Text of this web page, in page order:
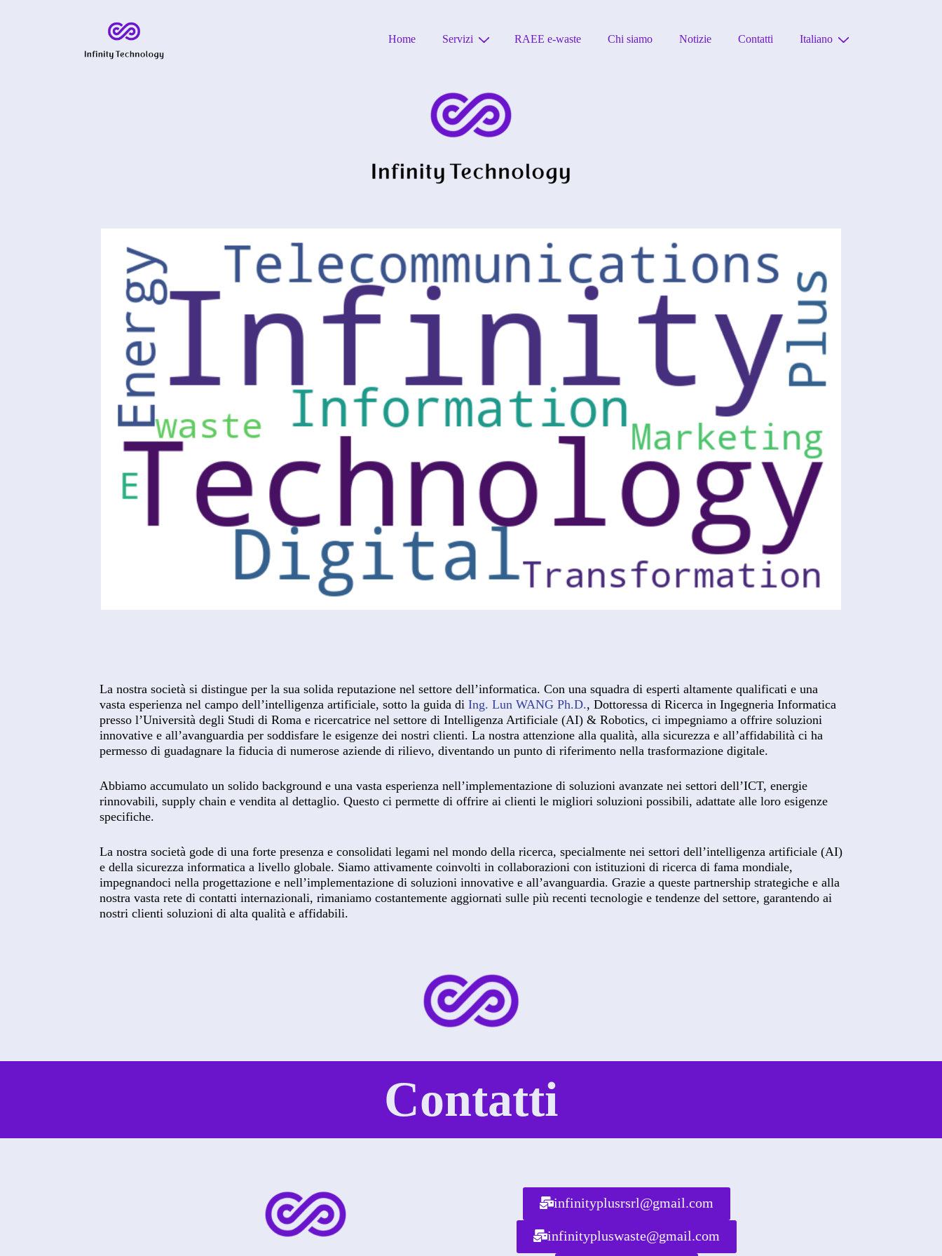
Home Servizi RAEE e-waste Chi siamo Notizie Contatti Italiano
La nostra società si distingue per la sua solida reputazione nel settore dell’informatica. Con una squadra di esperti altamente qualificati e una
vasta esperienza nel campo dell’intelligenza artificiale, sotto la guida di Ing. Lun WANG Ph.D., Dottoressa di Ricerca in Ingegneria Informatica
presso l’Università degli Studi di Roma e ricercatrice nel settore di Intelligenza Artificiale (AI) & Robotics, ci impegniamo a offrire soluzioni
innovative e all’avanguardia per soddisfare le esigenze dei nostri clienti. La nostra attenzione alla qualità, alla sicurezza e all’affidabilità ci ha
permesso di guadagnare la fiducia di numerose aziende di rilievo, diventando un punto di riferimento nella trasformazione digitale.
Abbiamo accumulato un solido background e una vasta esperienza nell’implementazione di soluzioni avanzate nei settori dell’ICT, energie
rinnovabili, supply chain e vendita al dettaglio. Questo ci permette di offrire ai clienti le migliori soluzioni possibili, adattate alle loro esigenze
specifiche.
La nostra società gode di una forte presenza e consolidati legami nel mondo della ricerca, specialmente nei settori dell’intelligenza artificiale (AI)
e della sicurezza informatica a livello globale. Siamo attivamente coinvolti in collaborazioni con istituzioni di ricerca di fama mondiale,
impegnandoci nella progettazione e nell’implementazione di soluzioni innovative e all’avanguardia. Grazie a queste partnership strategiche e alla
nostra vasta rete di contatti internazionali, rimaniamo costantemente aggiornati sulle più recenti tecnologie e tendenze del settore, garantendo ai
nostri clienti soluzioni di alta qualità e affidabili.
Contatti
infinityplusrsrl@gmail.com
infinitypluswaste@gmail.com